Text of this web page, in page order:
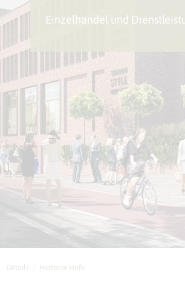
Einzelhandel und
Hertener Höfe